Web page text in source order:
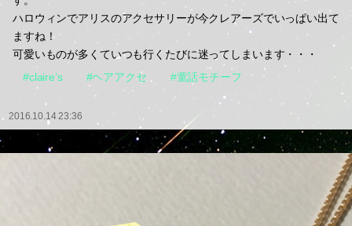
ハロウィンでアリスのアクセサリーが今クレアーズでいっぱい出て
ますね！
可愛いものが多くていつも行くたびに迷ってしまいます・・・
#claire’s
#ヘアアクセ #童話モチーフ
2016.10.14 23:36